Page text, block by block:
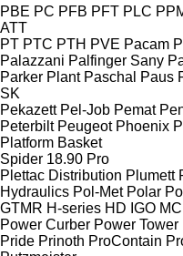
PBE PC PFB PFT PLC
ATT
PT PTC PTH PVE Pacam
Palazzani Palfinger Sany
Parker Plant Paschal Paus
SK
Pekazett Pel-Job Pemat
Peterbilt Peugeot Phoenix
Platform Basket
Spider 18.90 Pro
Plettac Distribution Plumett
Hydraulics Pol-Met Polar
GTMR H-series HD IGO MC
Power Curber Power Tower
Pride Prinoth ProContain